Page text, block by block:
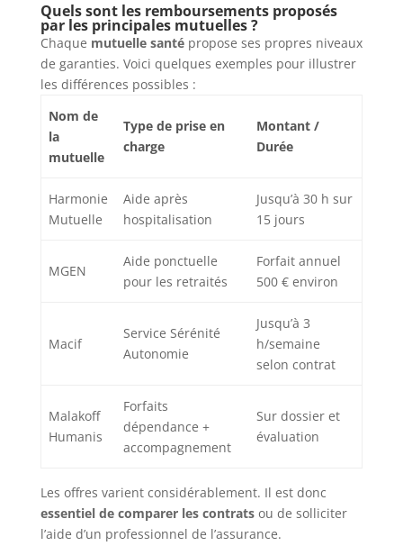
Quels sont les remboursements proposés
par les principales mutuelles ?
Chaque mutuelle santépropose ses propres niveaux
de garanties. Voici quelques exemples pour illustrer
les différences possibles :
Nom de
la
mutuelle
Type de prise en
charge
Montant /
Durée
Harmonie
Mutuelle
Aide après
hospitalisation
Jusqu’à 30 h sur
15 jours
MGEN
Aide ponctuelle
pour les retraités
Forfait annuel
500 € environ
Macif
Service Sérénité
Autonomie
Jusqu’à 3
h/semaine
selon contrat
Malakoff
Humanis
Forfaits
dépendance +
accompagnement
Sur dossier et
évaluation
Les offres varient considérablement. Il est donc
essentiel de comparer les contratsou de solliciter
l’aide d’un professionnel de l’assurance.